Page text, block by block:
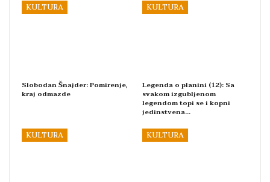
KULTURA
Slobodan Šnajder: Pomirenje,
kraj odmazde
KULTURA
Legenda o planini (12): Sa
svakom izgubljenom
legendom topi se i kopni
jedinstvena…
KULTURA KULTURA